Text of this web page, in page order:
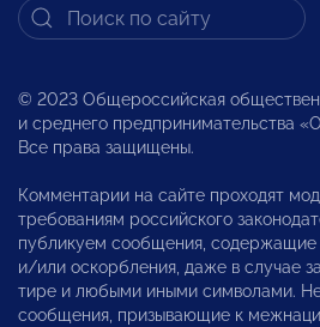
© 2023 Общероссийская
и среднего предпринимательства
Все права защищены.
Комментарии на сайте проходят
требованиям российского
публикуем сообщения, содержащие
и/или оскорбления, даже в случае
тире и любыми иными символами.
сообщения, призывающие к